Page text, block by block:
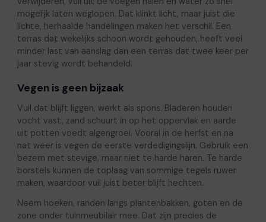
mogelijk laten weglopen. Dat klinkt licht, maar juist die
lichte, herhaalde handelingen maken het verschil. Een
terras dat wekelijks schoon wordt gehouden, heeft veel
minder last van aanslag dan een terras dat twee keer per
jaar stevig wordt behandeld.
Vegen is geen bijzaak
Vuil dat blijft liggen, werkt als spons. Bladeren houden
vocht vast, zand schuurt in op het oppervlak en aarde
uit potten voedt algengroei. Vooral in de herfst en na
nat weer is vegen de eerste verdedigingslijn. Gebruik een
bezem met stevige, maar niet te harde haren. Te harde
borstels kunnen de toplaag van sommige tegels ruwer
maken, waardoor vuil juist beter blijft hechten.
Neem hoeken, randen langs plantenbakken, goten en de
zone onder tuinmeubilair mee. Dat zijn precies de